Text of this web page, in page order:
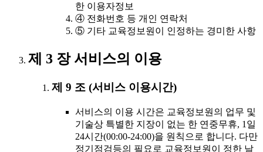
한 이용자정보
④ 전화번호 등 개인 연락처
⑤ 기타 교육정보원이 인정하는 경미한 사항
제 3 장 서비스의 이용
제 9 조 (서비스 이용시간)
서비스의 이용 시간은 교육정보원의 업무 및
기술상 특별한 지장이 없는 한 연중무휴, 1일
24시간(00:00-24:00)을 원칙으로 합니다. 다만
정기점검등의 필요로 교육정보원이 정한 날